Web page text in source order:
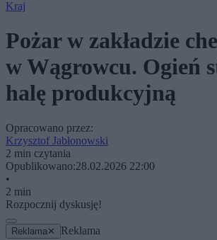
Kraj
Pożar w zakładzie
w Wągrowcu. Ogień
halę produkcyjną
Opracowano przez:
Krzysztof Jabłonowski
2 min czytania
Opublikowano:28.02.2026 22:00
•
2 min
Rozpocznij dyskusję!
Reklama ✕ Reklama